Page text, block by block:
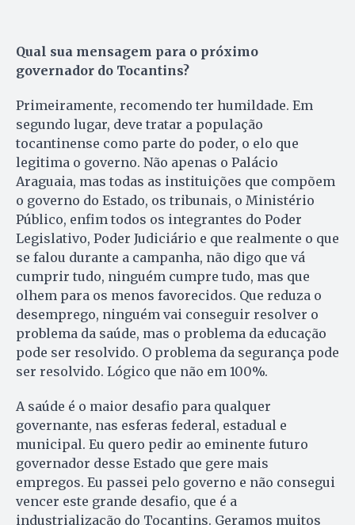
Qual sua mensagem para o próximo
governador do Tocantins?
Primeiramente, recomendo ter humildade. Em
segundo lugar, deve tratar a população
tocantinense como parte do poder, o elo que
legitima o governo. Não apenas o Palácio
Araguaia, mas todas as instituições que compõem
o governo do Estado, os tribunais, o Ministério
Público, enfim todos os integrantes do Poder
Legislativo, Poder Judiciário e que realmente o que
se falou durante a campanha, não digo que vá
cumprir tudo, ninguém cumpre tudo, mas que
olhem para os menos favorecidos. Que reduza o
desemprego, ninguém vai conseguir resolver o
problema da saúde, mas o problema da educação
pode ser resolvido. O problema da segurança pode
ser resolvido. Lógico que não em 100%.
A saúde é o maior desafio para qualquer
governante, nas esferas federal, estadual e
municipal. Eu quero pedir ao eminente futuro
governador desse Estado que gere mais
empregos. Eu passei pelo governo e não consegui
vencer este grande desafio, que é a
industrialização do Tocantins. Geramos muitos